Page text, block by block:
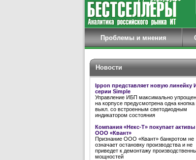
Проблемы и мнения
Новости
Ippon представляет новую линейку
серии Simple
Управление ИБП максимально
на корпусе предусмотрена одна кнопка
выкл. со встроенным светодиодным
индикатором состояния
Компания «Некс-Т» покупает активы
ООО «Квант»
Признание ООО «Квант» банкротом не
означает остановку производства и не
приведет к демонтажу
мощностей